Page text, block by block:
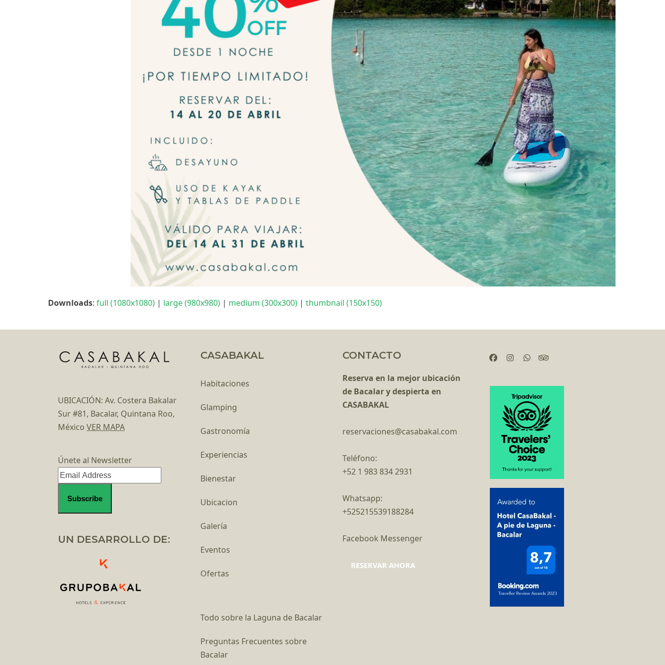
Downloads: full (1080x1080) | large (980x980) | medium (300x300) | thumbnail (150x150)
UBICACIÓN: Av. Costera Bakalar
Sur #81, Bacalar, Quintana Roo,
México VER MAPA
Únete al Newsletter
UN DESARROLLO DE:
CASABAKAL
Habitaciones
Glamping
Gastronomía
Experiencias
Bienestar
Ubicacion
Galería
Eventos
Ofertas
Todo sobre la Laguna de Bacalar
Preguntas Frecuentes sobre
Bacalar
CONTACTO
Reserva en la mejor ubicación
de Bacalar y despierta en
CASABAKAL
reservaciones@casabakal.com
Teléfono:
+52 1 983 834 2931
Whatsapp:
+525215539188284
Facebook Messenger
RESERVAR AHORA
Facebook
Instagram
WhatsappTripadvisor